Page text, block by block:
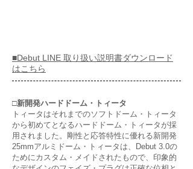
■Debut LINE 取り扱い説明書ダウンロード
はこちら
□新開発ハードドーム・トィータ
トィータはそれまでのソフトドーム・トィータ
から初めてとなるハードドーム・トィータが採
用されました。剛性と応答特性に優れる新開発
25mmアルミドーム・トィータは、Debut 3.0の
ためにカスタム・メイドされたもので、印象的